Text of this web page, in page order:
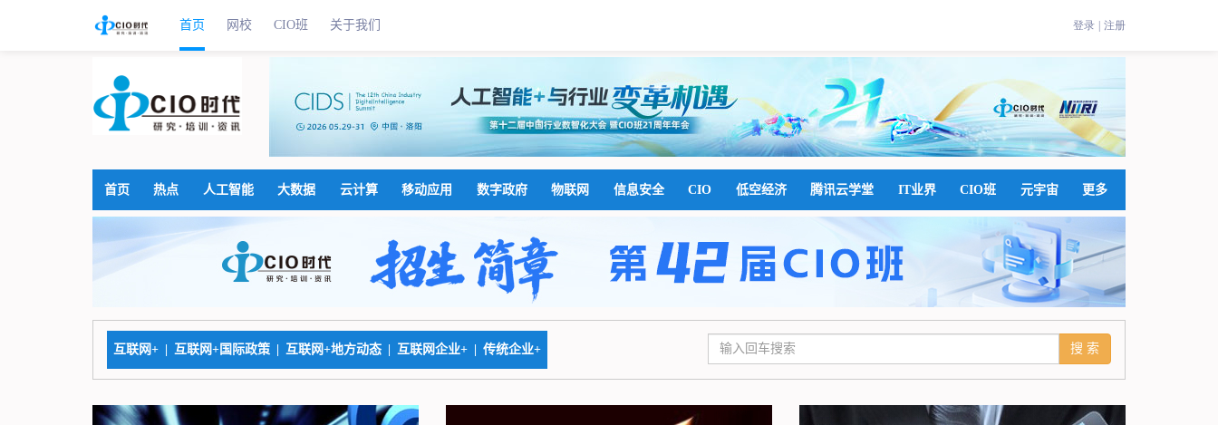
首页 网校 CIO班 关于我们
首页 热点 人工智能 大数据 云计算 移动应用 数字政府 物联网 信息安全 CIO 低空经济 腾讯云学堂 IT业界 CIO班 元宇宙 更多
互联网+ 互联网+国际政策 互联网+地方动态 互联网企业+ 传统企业+